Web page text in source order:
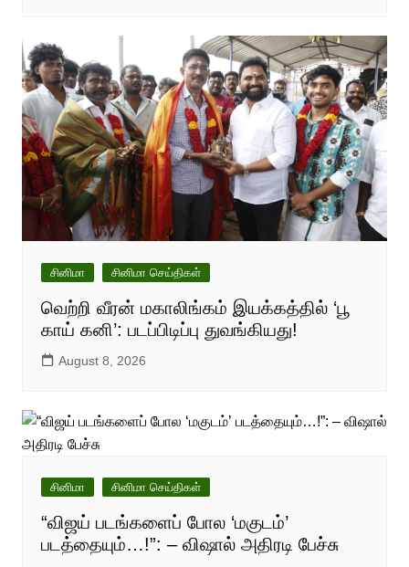
சினிமா சினிமா செய்திகள்
வெற்றி வீரன் மகாலிங்கம் இயக்கத்தில் ‘பூ
காய் கனி’: படப்பிடிப்பு துவங்கியது!
August 8, 2026
சினிமா சினிமா செய்திகள்
“விஜய் படங்களைப் போல ‘மகுடம்’
படத்தையும்…!”: – விஷால் அதிரடி பேச்சு